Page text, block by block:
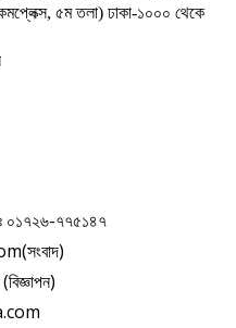
৫ম তলা) ঢাকা-১০০০ থেকে
০১৭২৬-৭৭৫১৪৭